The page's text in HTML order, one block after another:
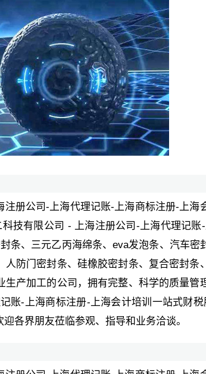
册公司-上海代理记账-上海商标注册-上海
技有限公司 - 上海注册公司-上海代理记
条、三元乙丙海绵条、eva发泡条、汽车密
防门密封条、硅橡胶密封条、复合密封条
产加工的公司，拥有完整、科学的质量管
账-上海商标注册-上海会计培训一站式财
各界朋友莅临参观、指导和业务洽谈。